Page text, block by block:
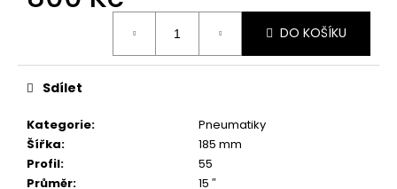
DO KOŠÍKU
Kategorie:
Pneumatiky
Šířka:
185 mm
Profil:
55
Průměr:
15 ″
Sdílet
o
u
č
u